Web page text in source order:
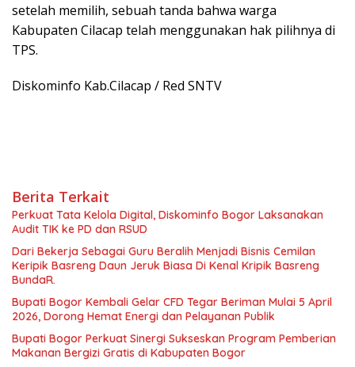
setelah memilih, sebuah tanda bahwa warga
Kabupaten Cilacap telah menggunakan hak pilihnya di
TPS.
Diskominfo Kab.Cilacap / Red SNTV
Berita Terkait
Perkuat Tata Kelola Digital, Diskominfo Bogor Laksanakan
Audit TIK ke PD dan RSUD
Dari Bekerja Sebagai Guru Beralih Menjadi Bisnis Cemilan
Keripik Basreng Daun Jeruk Biasa Di Kenal Kripik Basreng
BundaR.
Bupati Bogor Kembali Gelar CFD Tegar Beriman Mulai 5 April
2026, Dorong Hemat Energi dan Pelayanan Publik
Bupati Bogor Perkuat Sinergi Sukseskan Program Pemberian
Makanan Bergizi Gratis di Kabupaten Bogor